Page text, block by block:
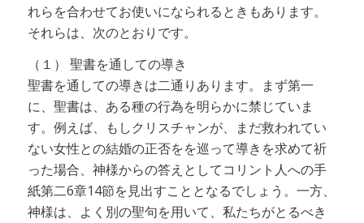
れらを合わせてお使いになられるときもあります。
それらは、次のとおりです。
（１） 聖書を通しての導き
聖書を通しての導きは二通りあります。まず第一
に、聖書は、ある種の行為を明らかに禁じていま
す。例えば、もしクリスチャンが、まだ救われてい
ない女性との結婚の正否をを巡って導きを求めて祈
った場合、神様からの答えとしてコリント人への手
紙第二6章14節を見出すこととなるでしょう。一方、
神様は、よく別の聖句を用いて、私たちがとるべき